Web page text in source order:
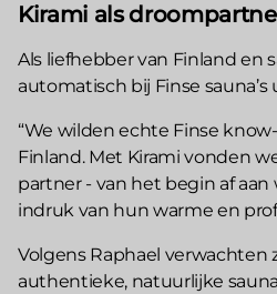
Kirami als
Als liefhebber van Finland en
automatisch bij Finse sauna’s
“We wilden echte Finse
Finland. Met Kirami vonden
partner - van het begin af
indruk van hun warme en
Volgens Raphael verwachten
authentieke, natuurlijke